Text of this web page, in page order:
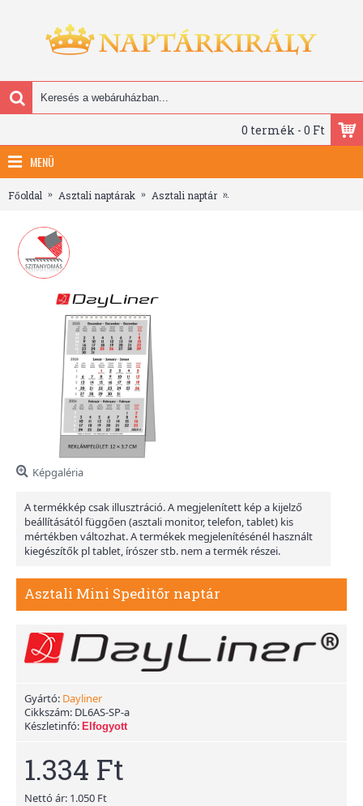
0 termék - 0 Ft
MENÜ
Főoldal Asztali naptárak Asztali naptár
Képgaléria
A termékkép csak illusztráció. A megjelenített kép a kijelző
beállításától függően (asztali monitor, telefon, tablet) kis
mértékben változhat. A termékek megjelenítésénél használt
kiegészítők pl tablet, írószer stb. nem a termék részei.
Asztali Mini Speditőr naptár
Gyártó: Dayliner
Cikkszám: DL6AS-SP-a
Készletinfó: Elfogyott
1.334 Ft
Nettó ár: 1.050 Ft